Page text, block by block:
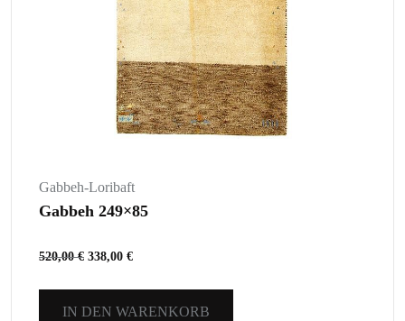
Gabbeh-Loribaft
Gabbeh 249×85
520,00€ 338,00 €
IN DEN WARENKORB